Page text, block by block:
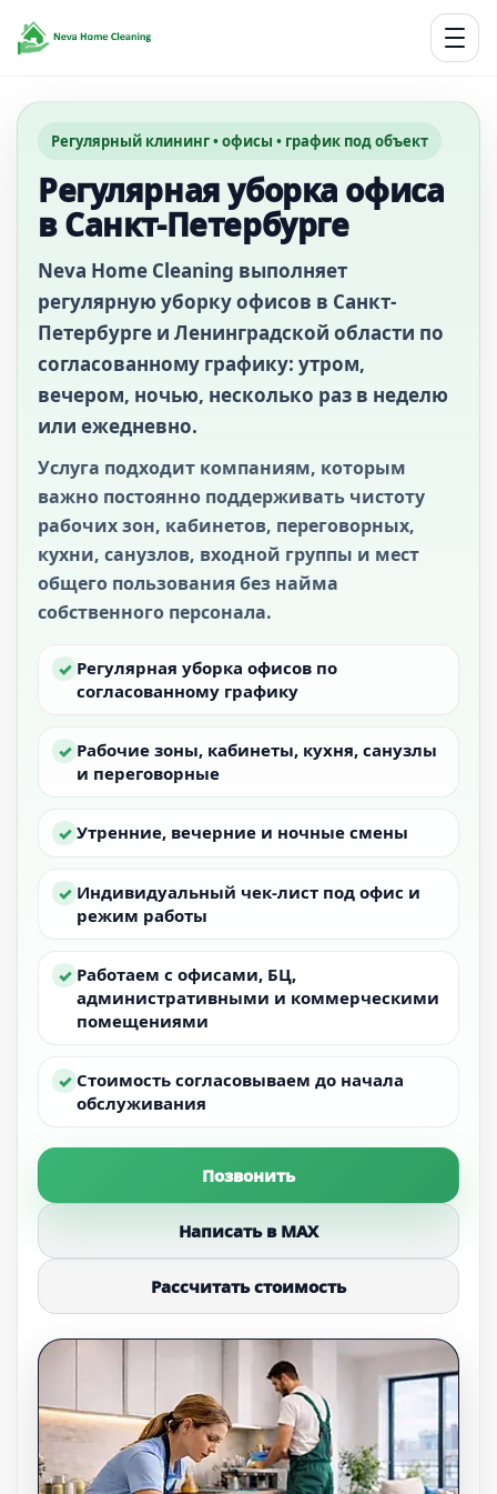
Регулярный клининг • офисы • график под объект
Регулярная уборка офиса
в Санкт-Петербурге
Neva Home Cleaning выполняет
регулярную уборку офисов в Санкт-
Петербурге и Ленинградской области по
согласованному графику: утром,
вечером, ночью, несколько раз в неделю
или ежедневно.
Услуга подходит компаниям, которым
важно постоянно поддерживать чистоту
рабочих зон, кабинетов, переговорных,
кухни, санузлов, входной группы и мест
общего пользования без найма
собственного персонала.
✓ Регулярная уборка офисов по
согласованному графику
✓ Рабочие зоны, кабинеты, кухня, санузлы
и переговорные
✓ Утренние, вечерние и ночные смены
✓ Индивидуальный чек-лист под офис и
режим работы
✓ Работаем с офисами, БЦ,
административными и коммерческими
помещениями
✓ Стоимость согласовываем до начала
обслуживания
Позвонить
Написать в MAX
Рассчитать стоимость